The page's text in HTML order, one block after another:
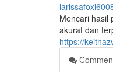
Mencari hasil
akurat dan
https://